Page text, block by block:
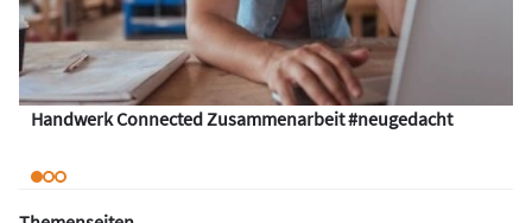
Handwerk Connected Zusammenarbeit #neugedacht